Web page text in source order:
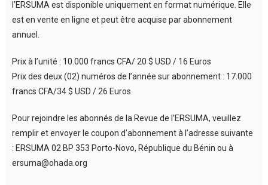
l’ERSUMA est disponible uniquement en format numérique. Elle
est en vente en ligne et peut être acquise par abonnement
annuel.
Prix à l’unité : 10.000 francs CFA/ 20 $ USD / 16 Euros
Prix des deux (02) numéros de l’année sur abonnement : 17.000
francs CFA/34 $ USD / 26 Euros
Pour rejoindre les abonnés de la Revue de l’ERSUMA, veuillez
remplir et envoyer le coupon d’abonnement à l’adresse suivante
: ERSUMA 02 BP 353 Porto-Novo, République du Bénin ou à
ersuma@ohada.org